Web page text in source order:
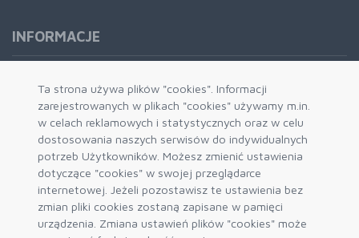
Ta strona używa plików "cookies". Informacji
zarejestrowanych w plikach "cookies" używamy m.in.
w celach reklamowych i statystycznych oraz w celu
dostosowania naszych serwisów do indywidualnych
potrzeb Użytkowników. Możesz zmienić ustawienia
dotyczące "cookies" w swojej przeglądarce
internetowej. Jeżeli pozostawisz te ustawienia bez
zmian pliki cookies zostaną zapisane w pamięci
urządzenia. Zmiana ustawień plików "cookies" może
INFORMACJE
Formy płatności
Dostawa i wysyłka
Zwrot i wymiana
System rabatowy
Kody rabatowe
Blog